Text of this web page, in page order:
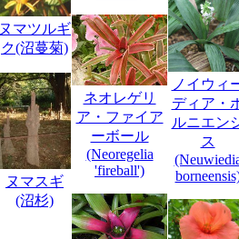
ヌマツルギ
ク(沼蔓菊)
ヌマスギ
(沼杉)
ネオレゲリ
ア・ファイア
ーボール
(Neoregelia
'fireball')
ノイウィ
ディア・
ルニエン
ス